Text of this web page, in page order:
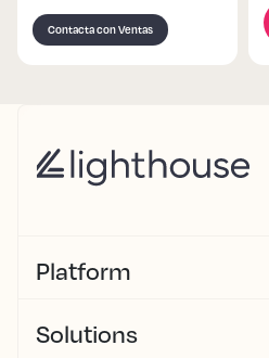
Contacta con Ventas
Platform
Solutions